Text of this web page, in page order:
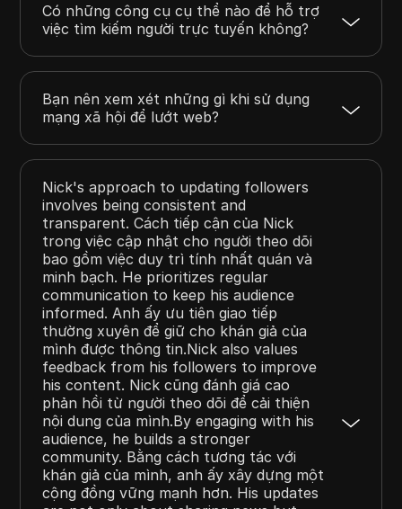
Có những công cụ cụ thể nào để hỗ trợ
việc tìm kiếm người trực tuyến không?
Bạn nên xem xét những gì khi sử dụng
mạng xã hội để lướt web?
Nick's approach to updating followers
involves being consistent and
transparent. Cách tiếp cận của Nick
trong việc cập nhật cho người theo dõi
bao gồm việc duy trì tính nhất quán và
minh bạch. He prioritizes regular
communication to keep his audience
informed. Anh ấy ưu tiên giao tiếp
thường xuyên để giữ cho khán giả của
mình được thông tin.Nick also values
feedback from his followers to improve
his content. Nick cũng đánh giá cao
phản hồi từ người theo dõi để cải thiện
nội dung của mình.By engaging with his
audience, he builds a stronger
community. Bằng cách tương tác với
khán giả của mình, anh ấy xây dựng một
cộng đồng vững mạnh hơn. His updates